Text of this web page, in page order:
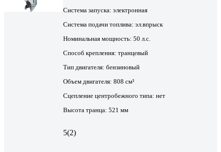
Система запуска: электронная
Система подачи топлива: эл.впрыск
Номинальная мощность: 50 л.с.
Способ крепления: транцевый
Тип двигателя: бензиновый
Объем двигателя: 808 см³
Сцепление центробежного типа: нет
Высота транца: 521 мм
5(2)